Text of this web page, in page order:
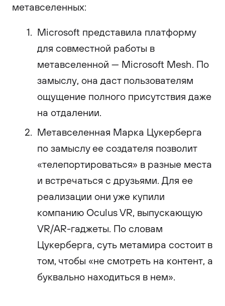
метавселенных:
Microsoft представила платформу
для совместной работы в
метавселенной — Microsoft Mesh. По
замыслу, она даст пользователям
ощущение полного присутствия даже
на отдалении.
Метавселенная Марка Цукерберга
по замыслу ее создателя позволит
«телепортироваться» в разные места
и встречаться с друзьями. Для ее
реализации они уже купили
компанию Oculus VR, выпускающую
VR/AR-гаджеты. По словам
Цукерберга, суть метамира состоит в
том, чтобы «не смотреть на контент, а
буквально находиться в нем».